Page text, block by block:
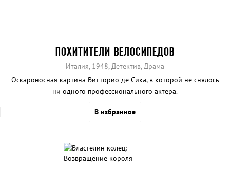
ПОХИТИТЕЛИ ВЕЛОСИПЕДОВ
Италия, 1948, Детектив, Драма
Оскароносная картина Витторио де Сика, в которой не снялось
ни одного профессионального актера.
В избранное